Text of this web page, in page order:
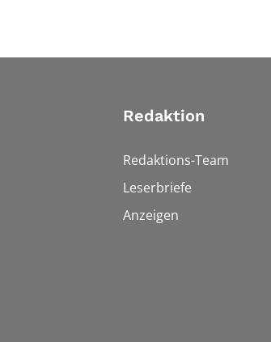
Redaktion
Redaktions-Team
Leserbriefe
Anzeigen